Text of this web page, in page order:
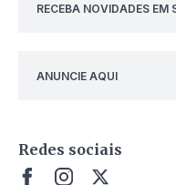
RECEBA NOVIDADES EM
ANUNCIE AQUI
Redes sociais